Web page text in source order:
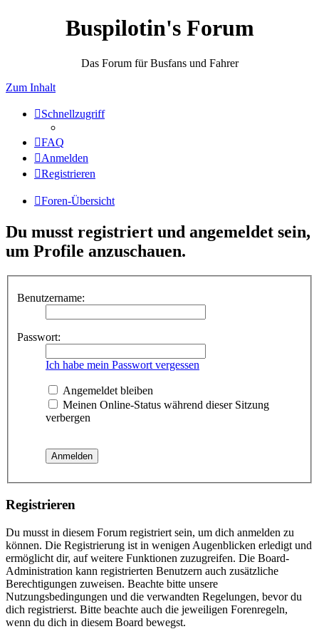
Buspilotin's Forum
Das Forum für Busfans und Fahrer
Zum Inhalt
Schnellzugriff
FAQ
Anmelden
Registrieren
Foren-Übersicht
Du musst registriert und angemeldet sein,
um Profile anzuschauen.
Benutzername:
Passwort:
Ich habe mein Passwort vergessen
Angemeldet bleiben
Meinen Online-Status während dieser Sitzung
verbergen
Registrieren
Du musst in diesem Forum registriert sein, um dich anmelden zu
können. Die Registrierung ist in wenigen Augenblicken erledigt und
ermöglicht dir, auf weitere Funktionen zuzugreifen. Die Board-
Administration kann registrierten Benutzern auch zusätzliche
Berechtigungen zuweisen. Beachte bitte unsere
Nutzungsbedingungen und die verwandten Regelungen, bevor du
dich registrierst. Bitte beachte auch die jeweiligen Forenregeln,
wenn du dich in diesem Board bewegst.